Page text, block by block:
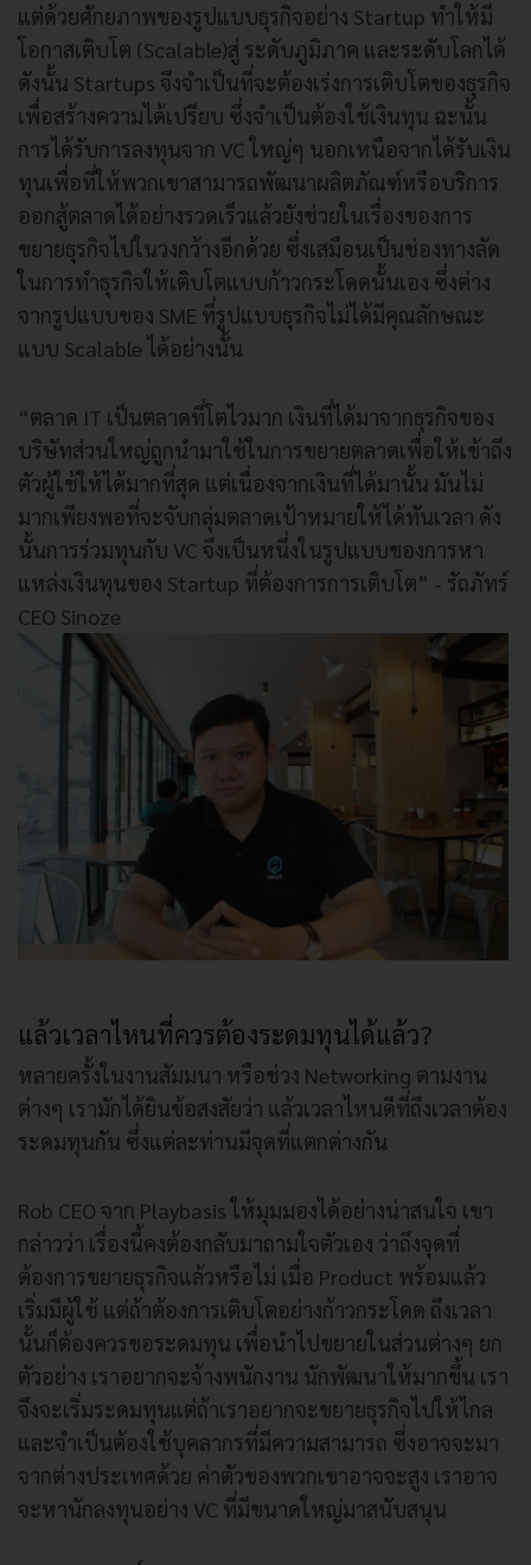
แต่ด้วยศักยภาพของรูปแบบธุรกิจอย่าง Startup ทำให้มี
โอกาสเติบโต (Scalable)สู่ ระดับภูมิภาค และระดับโลกได้
ดังนั้น Startups จึงจำเป็นที่จะต้องเร่งการเติบโตของธุรกิจ
เพื่อสร้างความได้เปรียบ ซึ่งจำเป็นต้องใช้เงินทุน ฉะนั้น
การได้รับการลงทุนจาก VC ใหญ่ๆ นอกเหนือจากได้รับเงิน
ทุนเพื่อที่ให้พวกเขาสามารถพัฒนาผลิตภัณฑ์หรือบริการ
ออกสู้ตลาดได้อย่างรวดเร็วแล้วยังช่วยในเรื่องของการ
ขยายธุรกิจไปในวงกว้างอีกด้วย ซึ่งเสมือนเป็นช่องทางลัด
ในการทำธุรกิจให้เติบโตแบบก้าวกระโดดนั้นเอง ซึ่งต่าง
จากรูปแบบของ SME ที่รูปแบบธุรกิจไม่ได้มีคุณลักษณะ
แบบ Scalable ได้อย่างนั้น
“ตลาด IT เป็นตลาดที่โตไวมาก เงินที่ได้มาจากธุรกิจของ
บริษัทส่วนใหญ่ถูกนำมาใช้ในการขยายตลาดเพื่อให้เข้าถึง
ตัวผู้ใช้ให้ได้มากที่สุด แต่เนื่องจากเงินที่ได้มานั้น มันไม่
มากเพียงพอที่จะจับกลุ่มตลาดเป้าหมายให้ได้ทันเวลา ดัง
นั้นการร่วมทุนกับ VC จึงเป็นหนึ่งในรูปแบบของการหา
แหล่งเงินทุนของ Startup ที่ต้องการการเติบโต” - รัถภัทร์
CEO Sinoze
แล้วเวลาไหนที่ควรต้องระดมทุนได้แล้ว?
หลายครั้งในงานสัมมนา หรือช่วง Networking ตามงาน
ต่างๆ เรามักได้ยินข้อสงสัยว่า แล้วเวลาไหนดีที่ถึงเวลาต้อง
ระดมทุนกัน ซึ่งแต่ละท่านมีจุดที่แตกต่างกัน
Rob CEO จาก Playbasis ให้มุมมองได้อย่างน่าสนใจ เขา
กล่าวว่า เรื่องนี้คงต้องกลับมาถามใจตัวเอง ว่าถึงจุดที่
ต้องการขยายธุรกิจแล้วหรือไม่ เมื่อ Product พร้อมแล้ว
เริ่มมีผู้ใช้ แต่ถ้าต้องการเติบโตอย่างก้าวกระโดด ถึงเวลา
นั้นก็ต้องควรขอระดมทุน เพื่อนำไปขยายในส่วนต่างๆ ยก
ตัวอย่าง เราอยากจะจ้างพนักงาน นักพัฒนาให้มากขึ้น เรา
จึงจะเริ่มระดมทุนแต่ถ้าเราอยากจะขยายธุรกิจไปให้ไกล
และจำเป็นต้องใช้บุคลากรที่มีความสามารถ ซึ่งอาจจะมา
จากต่างประเทศด้วย ค่าตัวของพวกเขาอาจจะสูง เราอาจ
จะหานักลงทุนอย่าง VC ที่มีขนาดใหญ่มาสนับสนุน